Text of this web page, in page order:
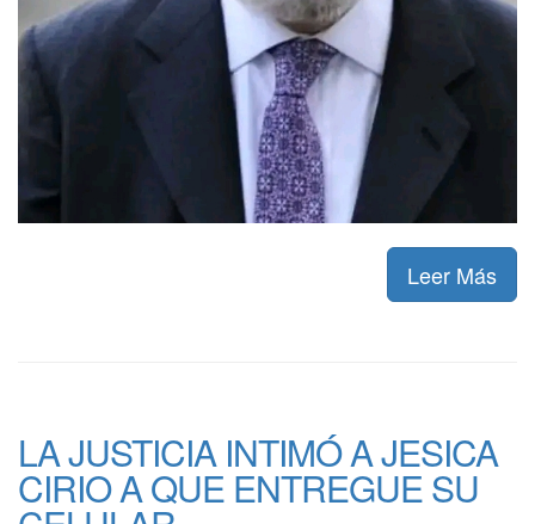
Leer Más
LA JUSTICIA INTIMÓ A JESICA
CIRIO A QUE ENTREGUE SU